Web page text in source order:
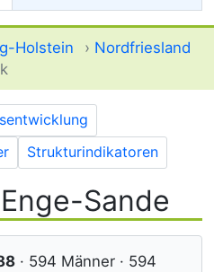
Holstein › Nordfriesland
Strukturindikatoren
Sande
· 594 Männer · 594